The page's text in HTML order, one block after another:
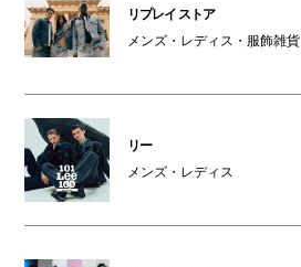
リプレイ ストア
メンズ・レディス・服飾雑貨
リー
メンズ・レディス